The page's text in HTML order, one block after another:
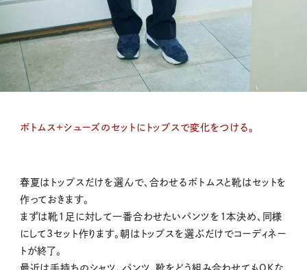
ボトムス+シューズのセットにトップスで変化をつける。
春夏はトップスだけを選んで、合わせるボトムスと靴はセットを
作っておきます。
まずは靴1足に対して一番合わせたいパンツを1本決め、同様
にして3セット作ります。朝はトップスを選ぶだけでコーディネー
トが終了。
最近は手持ちのシャツ、パンツ、靴をどう組み合わせてもOKな